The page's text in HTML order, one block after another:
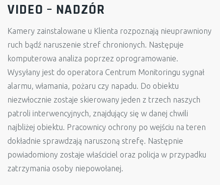
VIDEO – NADZÓR
Kamery zainstalowane u Klienta rozpoznają nieuprawniony
ruch bądź naruszenie stref chronionych. Następuje
komputerowa analiza poprzez oprogramowanie.
Wysyłany jest do operatora Centrum Monitoringu sygnał
alarmu, włamania, pożaru czy napadu. Do obiektu
niezwłocznie zostaje skierowany jeden z trzech naszych
patroli interwencyjnych, znajdujący się w danej chwili
najbliżej obiektu. Pracownicy ochrony po wejściu na teren
dokładnie sprawdzają naruszoną strefę. Następnie
powiadomiony zostaje właściciel oraz policja w przypadku
zatrzymania osoby niepowołanej.